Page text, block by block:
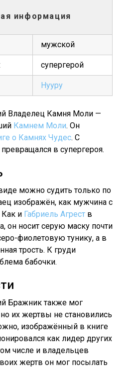
информация
мужской
супергерой
Нууру
Владелец Камня Моли —
Камнем Моли. Он
о Камнях Чудес. С
превращался в супергероя.
можно судить только по
изображён, как мужчина с
Как и Габриель Агрест в
он носит серую маску почти
фиолетовую тунику, а в
трость. К груди
бабочки.
Бражник также мог
их жертвы не становились
изображённый в книге
как лидер других
числе и владельцев
жертв он мог посылать